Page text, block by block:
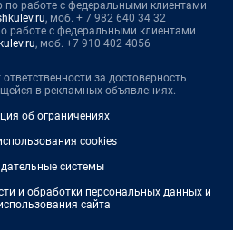
работе с федеральными клиентами
, моб. + 7 982 640 34 32
работе с федеральными клиентами
, моб. +7 910 402 4056
за достоверность
в рекламных объявлениях.
об ограничениях
cookies
системы
и обработки персональных данных и
сайта